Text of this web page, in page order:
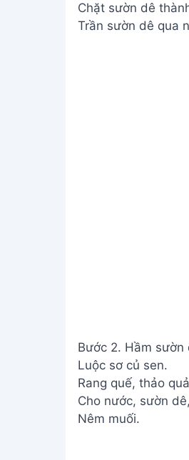
Chặt sườn dê
Trần sườn dê qua
Hầm sườn dê cho
Cho củ sen và táo
Hớt bọt.
Nêm bột ngọt,